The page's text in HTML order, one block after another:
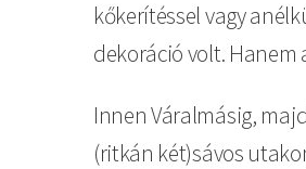
kőkerítéssel vagy
dekoráció volt. Hanem
Innen Váralmásig,
(ritkán két)sávos